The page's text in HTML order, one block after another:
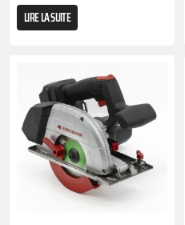
LIRE LA SUITE